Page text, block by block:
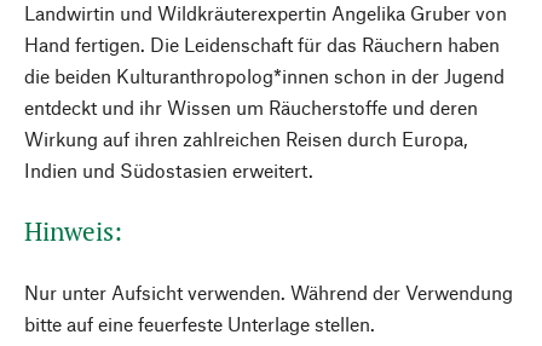
Landwirtin und Wildkräuterexpertin Angelika Gruber von
Hand fertigen. Die Leidenschaft für das Räuchern haben
die beiden Kulturanthropolog*innen schon in der Jugend
entdeckt und ihr Wissen um Räucherstoffe und deren
Wirkung auf ihren zahlreichen Reisen durch Europa,
Indien und Südostasien erweitert.
Hinweis:
Nur unter Aufsicht verwenden. Während der Verwendung
bitte auf eine feuerfeste Unterlage stellen.